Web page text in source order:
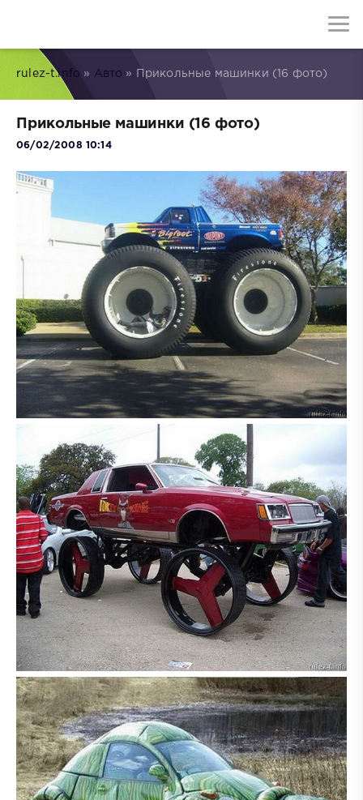
rulez-t.info » Авто » Прикольные машинки (16 фото)
Прикольные машинки (16 фото)
06/02/2008 10:14